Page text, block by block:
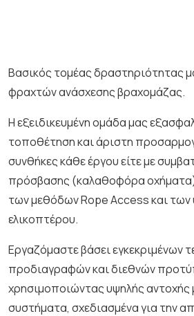
Βασικός τομέας δραστηριότητας
φραχτών ανάσχεσης βραχομάζας.
Η εξειδικευμένη ομάδα μας
τοποθέτηση και άριστη
συνθήκες κάθε έργου είτε με
πρόσβασης (καλαθοφόρα οχήματα)
των μεθόδων Rope Access και
ελικοπτέρου.
Εργαζόμαστε βάσει εγκεκριμένων
προδιαγραφών και διεθνών
χρησιμοποιώντας υψηλής αντοχής
συστήματα, σχεδιασμένα για την